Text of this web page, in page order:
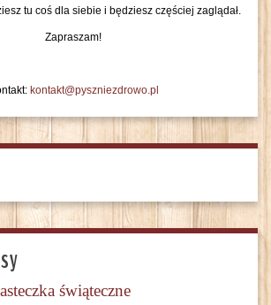
tu coś dla siebie i będziesz częściej zaglądał.
Zapraszam!
kontakt@pyszniezdrowo.pl
świąteczne